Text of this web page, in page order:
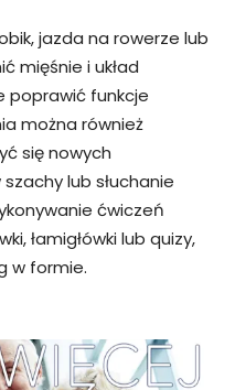
jazda na rowerze lub
mięśnie i układ
poprawić funkcje
można również
się nowych
lub słuchanie
ćwiczeń
łamigłówki lub quizy,
w formie.